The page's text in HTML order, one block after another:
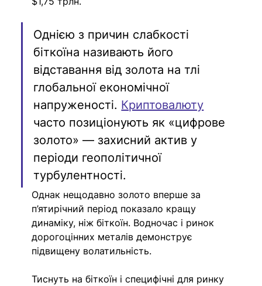
Однією з причин слабкості
біткоїна називають його
відставання від золота на тлі
глобальної економічної
напруженості. Криптовалюту
часто позиціонують як «цифрове
золото» — захисний актив у
періоди геополітичної
турбулентності.
Однак нещодавно золото вперше за
п’ятирічний період показало кращу
динаміку, ніж біткоїн. Водночас і ринок
дорогоцінних металів демонструє
підвищену волатильність.
Тиснуть на біткоїн і специфічні для ринку